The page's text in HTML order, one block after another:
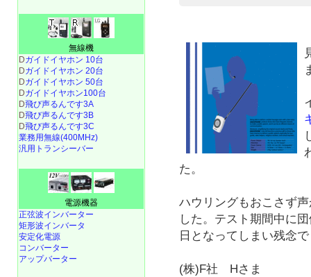
た。
ハウリングもおこさず
した。テスト期間中に
日となってしまい残念
(株)F社 Hさま
無線機
Dガイドイヤホン 10台
Dガイドイヤホン 20台
Dガイドイヤホン 50台
Dガイドイヤホン100台
D飛び声るんです3A
D飛び声るんです3B
D飛び声るんです3C
業務用無線(400MHz)
汎用トランシーバー
電源機器
正弦波インバーター
矩形波インバータ
安定化電源
コンバーター
アップバーター